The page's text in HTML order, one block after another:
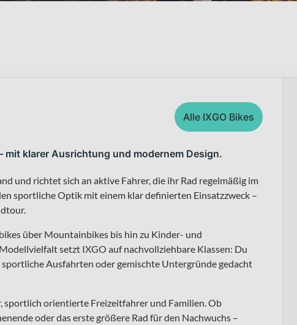
Alle IXGO Bikes
klarer Ausrichtung und modernem Design.
und richtet sich an aktive Fahrer, die ihr Rad regelmäßig im
sportliche Optik mit einem klar definierten Einsatzzweck –
über Mountainbikes bis hin zu Kinder- und
setzt IXGO auf nachvollziehbare Klassen: Du
Ausfahrten oder gemischte Untergründe gedacht
sportlich orientierte Freizeitfahrer und Familien. Ob
oder das erste größere Rad für den Nachwuchs –